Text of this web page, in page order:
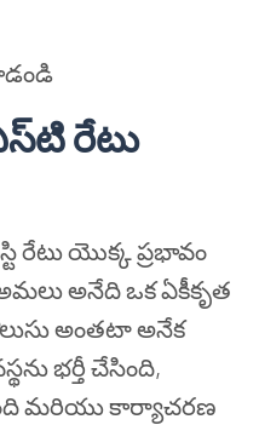
రేటు
రేటు యొక్క ప్రభావం
అనేది ఒక ఏకీకృత
అంతటా అనేక
భర్తీ చేసింది,
మరియు కార్యాచరణ